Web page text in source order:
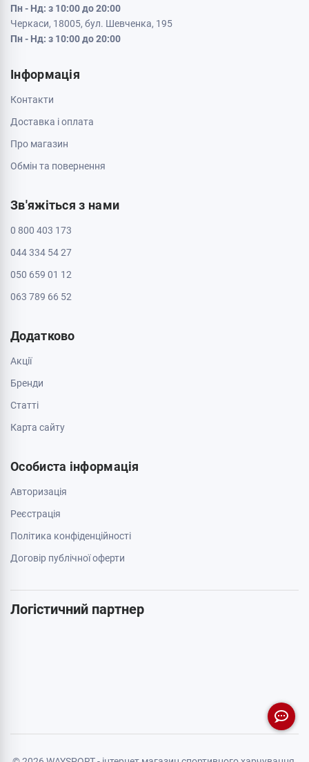
Пн - Нд: з 10:00 до 20:00
Черкаси, 18005, бул. Шевченка, 195
Пн - Нд: з 10:00 до 20:00
Інформація
Контакти
Доставка і оплата
Про магазин
Обмін та повернення
Зв'яжіться з нами
0 800 403 173
044 334 54 27
050 659 01 12
063 789 66 52
Додатково
Акції
Бренди
Cтатті
Карта сайту
Особиста інформація
Авторизація
Реєстрація
Політика конфіденційності
Договір публічної оферти
Логістичний партнер